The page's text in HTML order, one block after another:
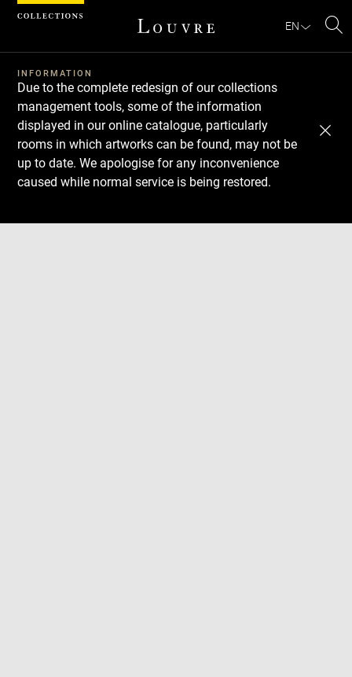
EN
INFORMATION
Due to the complete redesign of our collections
management tools, some of the information
displayed in our online catalogue, particularly
rooms in which artworks can be found, may not be
up to date. We apologise for any inconvenience
caused while normal service is being restored.
Download
Next
Previous
Cookies management panel